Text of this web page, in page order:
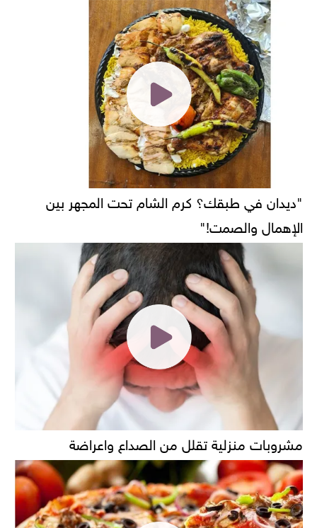
"ديدان في طبقك؟ كرم الشام تحت المجهر بين
الإهمال والصمت!"
مشروبات منزلية تقلل من الصداع واعراضة